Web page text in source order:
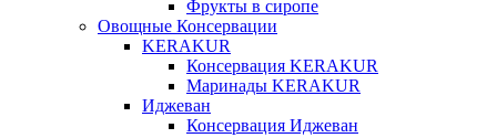
Фрукты в сиропе
Овощные Консервации
KERAKUR
Консервация KERAKUR
Маринады KERAKUR
Иджеван
Консервация Иджеван